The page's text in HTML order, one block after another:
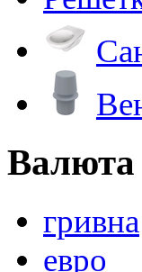
Валюта
гривна
евро